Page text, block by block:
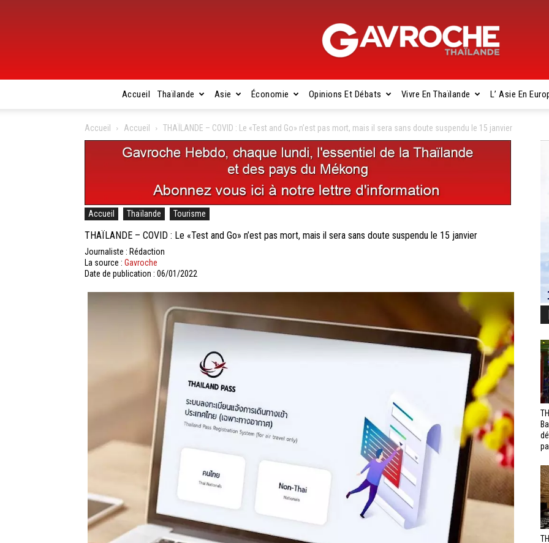
Gavroche
Accueil Thaïlande Asie Économie Opinions Et Débats Vivre En Thaïlande L’ Asie En
Accueil Accueil THAÏLANDE – COVID : Le «Test and Go» n’est pas mort, mais il sera sans doute suspendu le 15 janvier
Accueil Thaïlande Tourisme
THAÏLANDE – COVID : Le «Test and Go» n’est pas mort, mais il sera sans doute suspendu le 15 janvier
Journaliste : Rédaction
La source : Gavroche
Date de publication : 06/01/2022